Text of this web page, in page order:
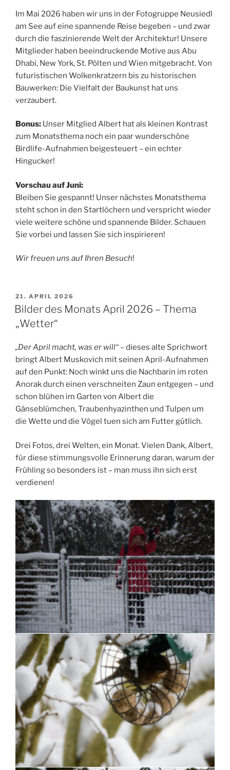
Im Mai 2026 haben wir uns in der Fotogruppe Neusiedl
am See auf eine spannende Reise begeben – und zwar
durch die faszinierende Welt der Architektur! Unsere
Mitglieder haben beeindruckende Motive aus Abu
Dhabi, New York, St. Pölten und Wien mitgebracht. Von
futuristischen Wolkenkratzern bis zu historischen
Bauwerken: Die Vielfalt der Baukunst hat uns
verzaubert.
Bonus: Unser Mitglied Albert hat als kleinen Kontrast
zum Monatsthema noch ein paar wunderschöne
Birdlife-Aufnahmen beigesteuert – ein echter
Hingucker!
Vorschau auf Juni:
Bleiben Sie gespannt! Unser nächstes Monatsthema
steht schon in den Startlöchern und verspricht wieder
viele weitere schöne und spannende Bilder. Schauen
Sie vorbei und lassen Sie sich inspirieren!
Wir freuen uns auf Ihren Besuch!
VERÖFFENTLICHT
AM
21. APRIL 2026
Bilder des Monats April 2026 – Thema
„Wetter“
„Der April macht, was er will“ – dieses alte Sprichwort
bringt Albert Muskovich mit seinen April-Aufnahmen
auf den Punkt: Noch winkt uns die Nachbarin im roten
Anorak durch einen verschneiten Zaun entgegen – und
schon blühen im Garten von Albert die
Gänseblümchen, Traubenhyazinthen und Tulpen um
die Wette und die Vögel tuen sich am Futter gütlich.
Drei Fotos, drei Welten, ein Monat. Vielen Dank, Albert,
für diese stimmungsvolle Erinnerung daran, warum der
Frühling so besonders ist – man muss ihn sich erst
verdienen!